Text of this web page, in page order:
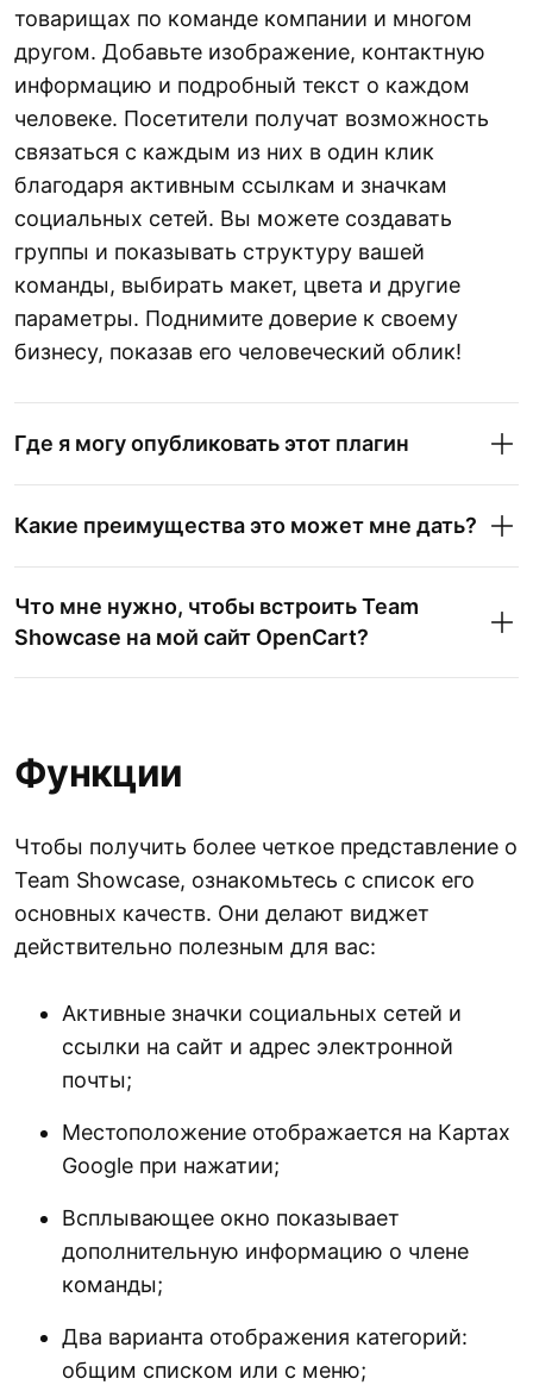
товарищах по команде компании и многом
другом. Добавьте изображение, контактную
информацию и подробный текст о каждом
человеке. Посетители получат возможность
связаться с каждым из них в один клик
благодаря активным ссылкам и значкам
социальных сетей. Вы можете создавать
группы и показывать структуру вашей
команды, выбирать макет, цвета и другие
параметры. Поднимите доверие к своему
бизнесу, показав его человеческий облик!
Где я могу опубликовать этот плагин
Какие преимущества это может мне дать?
Что мне нужно, чтобы встроить Team
Showcase на мой сайт OpenCart?
Функции
Чтобы получить более четкое представление о
Team Showcase, ознакомьтесь с список его
основных качеств. Они делают виджет
действительно полезным для вас:
Активные значки социальных сетей и
ссылки на сайт и адрес электронной
почты;
Местоположение отображается на Картах
Google при нажатии;
Всплывающее окно показывает
дополнительную информацию о члене
команды;
Два варианта отображения категорий:
общим списком или с меню;